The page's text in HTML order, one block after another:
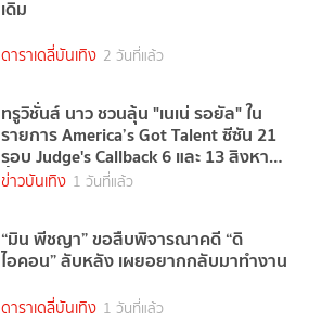
เดิม
ดาราเดลี่บันเทิง 2 วันที่แล้ว
ทรูวิชั่นส์ นาว ชวนลุ้น "เนเน่ รอยัล" ใน
รายการ America’s Got Talent ซีซัน 21
รอบ Judge's Callback 6 และ 13 สิงหาคม
นี้
ข่าวบันเทิง 1 วันที่แล้ว
“มิน พีชญา” ขอสืบพิจารณาคดี “ดิ
ไอคอน” ลับหลัง เผยอยากกลับมาทำงาน
ดาราเดลี่บันเทิง 1 วันที่แล้ว